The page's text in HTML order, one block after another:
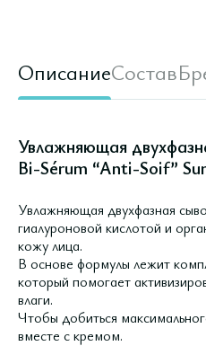
ОписаниеСостав
Увлажняющая
Bi-Sérum “Anti-Soif”
Увлажняющая двухфазная
гиалуроновой кислотой и
кожу лица.
В основе формулы лежит
который помогает
влаги.
Чтобы добиться
вместе с кремом.